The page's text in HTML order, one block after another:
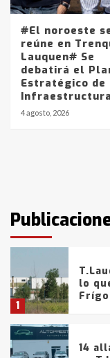
#El noroeste
reúne en
Lauquen# Se
debatirá el
Estratégico de
Infraestructura
4 agosto, 2026
5
Los
La
entre
La
con
1
lo
14